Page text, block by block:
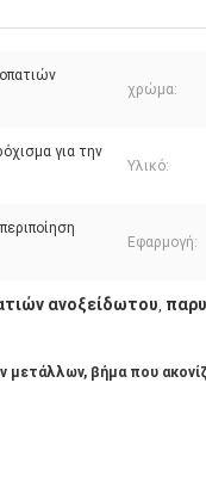
χρώμα:
για την
Υλικό:
Εφαρμογή:
ανοξείδωτου,
βήμα που